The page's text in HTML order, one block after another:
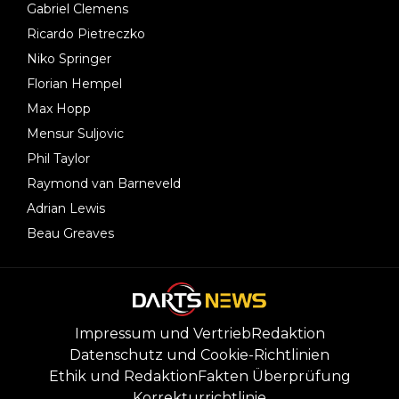
Gabriel Clemens
Ricardo Pietreczko
Niko Springer
Florian Hempel
Max Hopp
Mensur Suljovic
Phil Taylor
Raymond van Barneveld
Adrian Lewis
Beau Greaves
Impressum und VertriebRedaktion
Datenschutz und Cookie-Richtlinien
Ethik und RedaktionFakten Überprüfung